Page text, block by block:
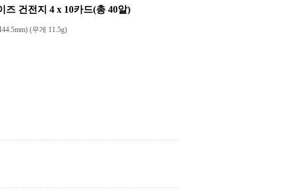
건전지 4 x 10카드(총 40알)
(무게 11.5g)